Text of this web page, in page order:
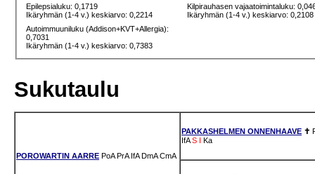
Epilepsialuku: 0,1719
Ikäryhmän (1-4 v.) keskiarvo: 0,2214
Kilpirauhasen vajaatoimintaluku:
Ikäryhmän (1-4 v.) keskiarvo: 0,2108
Autoimmuuniluku (Addison+KVT+Allergia):
0,7031
Ikäryhmän (1-4 v.) keskiarvo: 0,7383
Sukutaulu
POROWARTIN AARRE PoA PrA IfA DmA CmA
PAKKASHELMEN ONNENHAAVE ✝
IfA S I Ka